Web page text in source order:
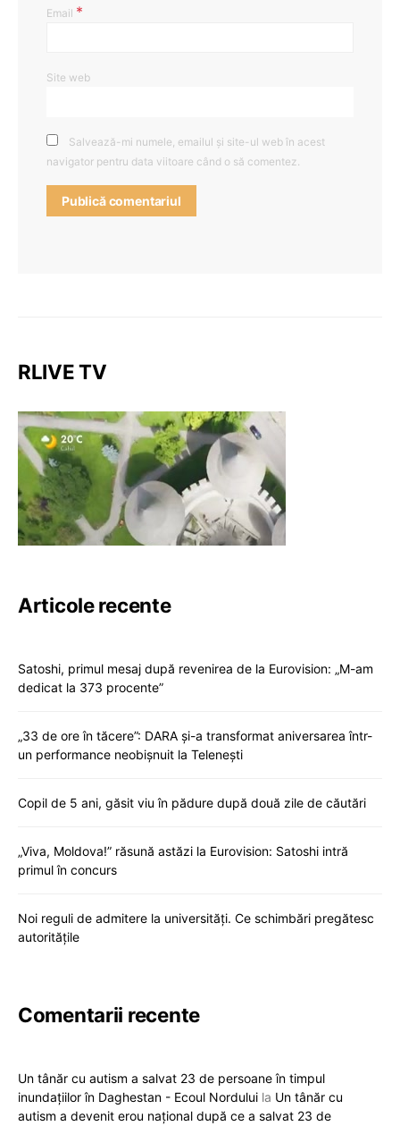
Email *
Site web
Salvează-mi numele, emailul și site-ul web în acest
navigator pentru data viitoare când o să comentez.
RLIVE TV
Articole recente
Satoshi, primul mesaj după revenirea de la Eurovision: „M-am
dedicat la 373 procente”
„33 de ore în tăcere”: DARA și-a transformat aniversarea într-
un performance neobișnuit la Telenești
Copil de 5 ani, găsit viu în pădure după două zile de căutări
„Viva, Moldova!” răsună astăzi la Eurovision: Satoshi intră
primul în concurs
Noi reguli de admitere la universități. Ce schimbări pregătesc
autoritățile
Comentarii recente
Un tânăr cu autism a salvat 23 de persoane în timpul
inundațiilor în Daghestan - Ecoul Nordului la Un tânăr cu
autism a devenit erou național după ce a salvat 23 de